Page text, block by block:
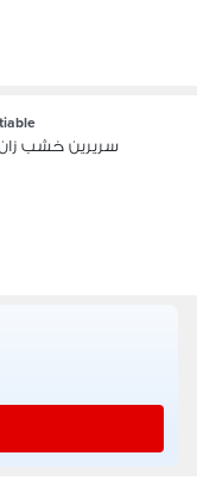
سريرين خشب